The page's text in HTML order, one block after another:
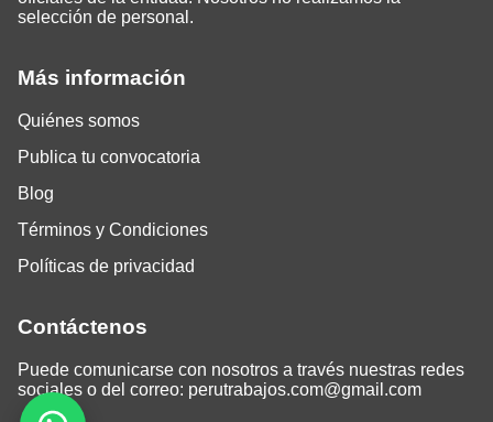
Más información
Quiénes somos
Publica tu convocatoria
Blog
Términos y Condiciones
Políticas de privacidad
Contáctenos
Puede comunicarse con nosotros a través nuestras redes
sociales o del correo: perutrabajos.com@gmail.com
selección de personal.